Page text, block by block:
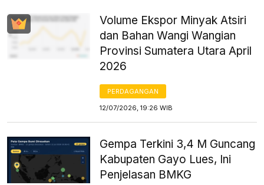
Volume Ekspor Minyak Atsiri
dan Bahan Wangi Wangian
Provinsi Sumatera Utara April
2026
PERDAGANGAN
12/07/2026, 19:26 WIB
Gempa Terkini 3,4 M Guncang
Kabupaten Gayo Lues, Ini
Penjelasan BMKG